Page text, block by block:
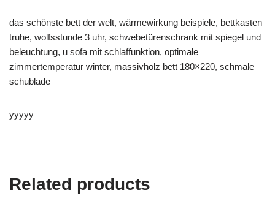
das schönste bett der welt, wärmewirkung beispiele, bettkasten
truhe, wolfsstunde 3 uhr, schwebetürenschrank mit spiegel und
beleuchtung, u sofa mit schlaffunktion, optimale
zimmertemperatur winter, massivholz bett 180×220, schmale
schublade
yyyyy
Related products